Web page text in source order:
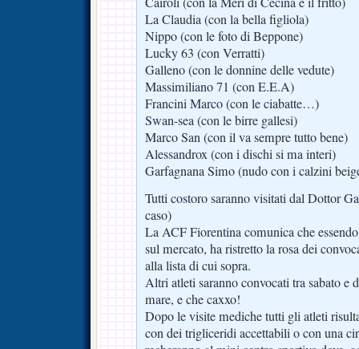
La Claudia (con la bella figliola)
Nippo (con le foto di Beppone)
Lucky 63 (con Verratti)
Galleno (con le donnine delle vedute)
Massimiliano 71 (con E.E.A)
Francini Marco (con le ciabatte…)
Swan-sea (con le birre gallesi)
Marco San (con il va sempre tutto bene)
Alessandrox (con i dischi si ma interi)
Garfagnana Simo (nudo con i calzini
Tutti costoro saranno visitati dal Dottor
caso)
La ACF Fiorentina comunica che
sul mercato, ha ristretto la rosa dei
alla lista di cui sopra.
Altri atleti saranno convocati tra sabato e
mare, e che caxxo!
Dopo le visite mediche tutti gli atleti
con dei trigliceridi accettabili o con una